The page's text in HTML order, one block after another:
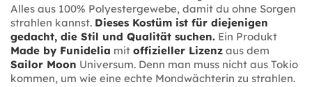
Alles aus 100% Polyestergewebe, damit du ohne Sorgen
strahlen kannst. Dieses Kostüm ist für diejenigen
gedacht, die Stil und Qualität suchen. Ein Produkt
Made by Funidelia mit offizieller Lizenz aus dem
Sailor Moon Universum. Denn man muss nicht aus Tokio
kommen, um wie eine echte Mondwächterin zu strahlen.